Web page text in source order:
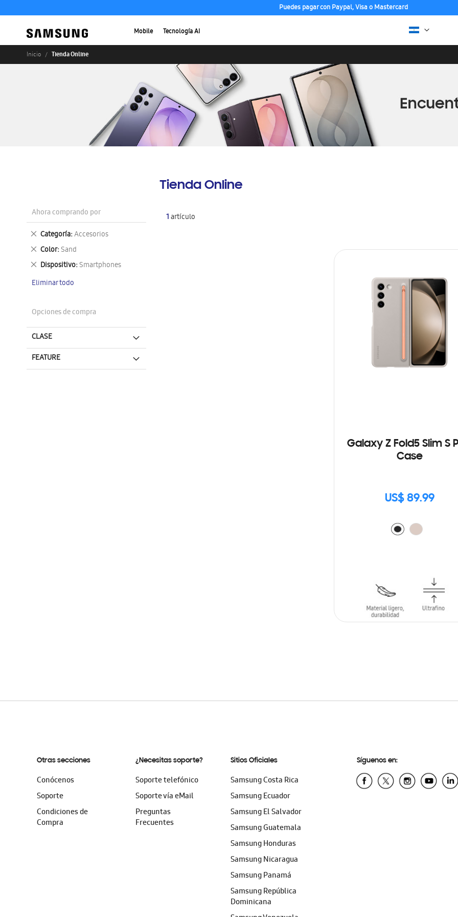
Puedes pagar con Paypal, Visa o Mastercard
Mobile Tecnología AI
Inicio Tienda Online
Tienda Online
1artículo
Galaxy Z Fold5 Slim S
Case
US$ 89.99
Ahora comprando por
Categoría Accesorios
Eliminar
este
artículo
Color Sand
Eliminar
este
artículo
Dispositivo Smartphones
Eliminar
artículo
Eliminar todo
Opciones de compra
CLASE
FEATURE
Otras secciones
Conócenos
Soporte
Condiciones de
Compra
¿Necesitas soporte?
Soporte telefónico
Soporte vía eMail
Preguntas
Frecuentes
Sitios Oficiales
Samsung Costa Rica
Samsung Ecuador
Samsung El Salvador
Samsung Guatemala
Samsung Honduras
Samsung Nicaragua
Samsung Panamá
Samsung República
Dominicana
Síguenos en: